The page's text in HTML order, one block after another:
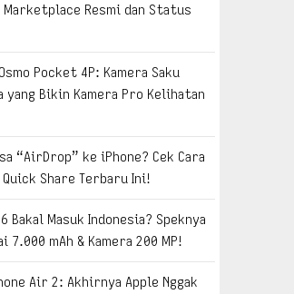
Resmi dan Status
Pocket 4P: Kamera Saku
yang Bikin Kamera Pro Kelihatan
“AirDrop” ke iPhone? Cek Cara
Share Terbaru Ini!
Bakal Masuk Indonesia? Speknya
7.000 mAh & Kamera 200 MP!
Air 2: Akhirnya Apple Nggak